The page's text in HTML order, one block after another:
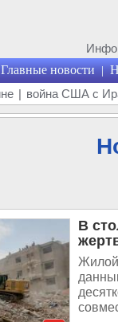
Главные новости |
| война США с
В
Жилой